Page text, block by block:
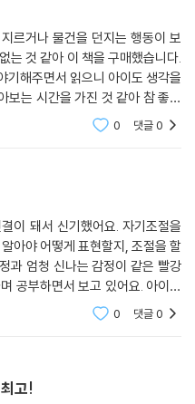
르거나 물건을 던지는 행동이 보
는 것 같아 이 책을 구매했습니다.
기해주면서 읽으니 아이도 생각을
보는 시간을 가진 것 같아 참 좋습
0 댓글0
이 돼서 신기했어요. 자기조절을
아야 어떻게 표현할지, 조절을 할
과 엄청 신나는 감정이 같은 빨강
공부하면서 보고 있어요. 아이랑
0 댓글0
고!